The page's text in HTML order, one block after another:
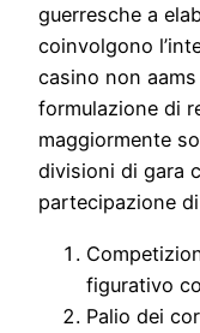
guerresche a
coinvolgono
casino non
formulazione di
maggiormente
divisioni di gara
partecipazione
figurativo
Palio dei